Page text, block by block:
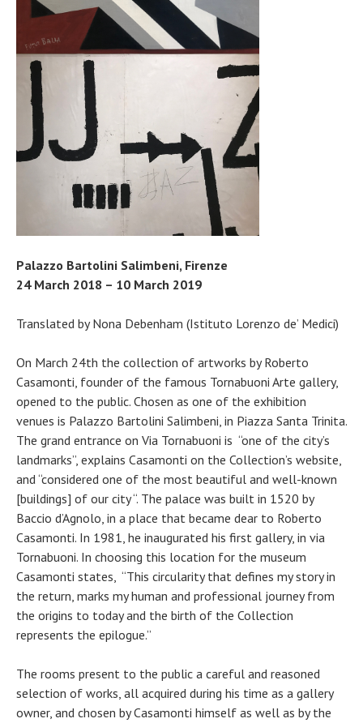
Palazzo Bartolini Salimbeni, Firenze
24 March 2018 – 10 March 2019
Translated by Nona Debenham (Istituto Lorenzo de’ Medici)
On March 24th the collection of artworks by Roberto
Casamonti, founder of the famous Tornabuoni Arte gallery,
opened to the public. Chosen as one of the exhibition
venues is Palazzo Bartolini Salimbeni, in Piazza Santa Trinita.
The grand entrance on Via Tornabuoni is “one of the city’s
landmarks”, explains Casamonti on the Collection’s website,
and “considered one of the most beautiful and well-known
[buildings] of our city “. The palace was built in 1520 by
Baccio d’Agnolo, in a place that became dear to Roberto
Casamonti. In 1981, he inaugurated his first gallery, in via
Tornabuoni. In choosing this location for the museum
Casamonti states, “This circularity that defines my story in
the return, marks my human and professional journey from
the origins to today and the birth of the Collection
represents the epilogue.”
The rooms present to the public a careful and reasoned
selection of works, all acquired during his time as a gallery
owner, and chosen by Casamonti himself as well as by the